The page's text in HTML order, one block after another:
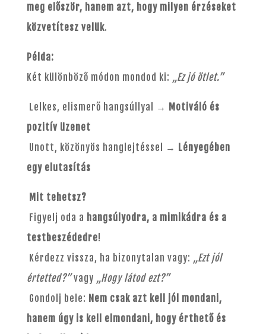
meg először, hanem azt, hogy milyen érzéseket
közvetítesz velük.
Példa:
Két különböző módon mondod ki: „Ez jó ötlet.”
Lelkes, elismerő hangsúllyal → Motiváló és
pozitív üzenet
Unott, közönyös hanglejtéssel → Lényegében
egy elutasítás
Mit tehetsz?
Figyelj oda a hangsúlyodra, a mimikádra és a
testbeszédedre!
Kérdezz vissza, ha bizonytalan vagy: „Ezt jól
értetted?”vagy „Hogy látod ezt?”
Gondolj bele: Nem csak azt kell jól mondani,
hanem úgy is kell elmondani, hogy érthető és